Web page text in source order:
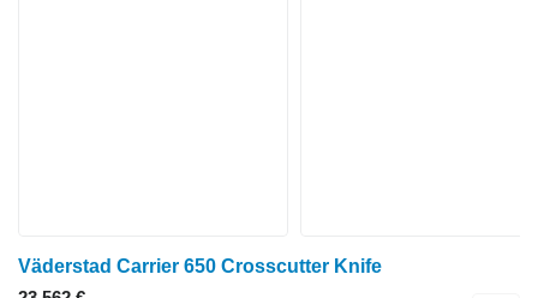
Väderstad Carrier 650 Crosscutter Knife